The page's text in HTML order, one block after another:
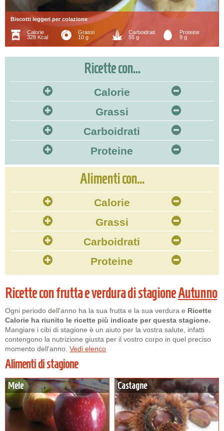
Biscotti leggeri per colazione
Calorie
328 Kcal
Grassi
10 g
Carboidrati
55 g
Proteine
9 g
Ricette con...
Calorie
Grassi
Carboidrati
Proteine
Alimenti con...
Calorie
Grassi
Carboidrati
Proteine
Ricette con frutta e verdura di stagioneAutunno
Ogni periodo dell'anno ha la sua frutta e la sua verdura e Ricette
Calorie ha riunito le ricette più indicate per questa stagione.
Mangiare i cibi di stagione è un aiuto per la vostra salute, infatti
contengono la nutrizione giusta per il vostro corpo in quel preciso
momento dell'anno. Vedi elenco
Alimenti di stagione
Mele Castagne